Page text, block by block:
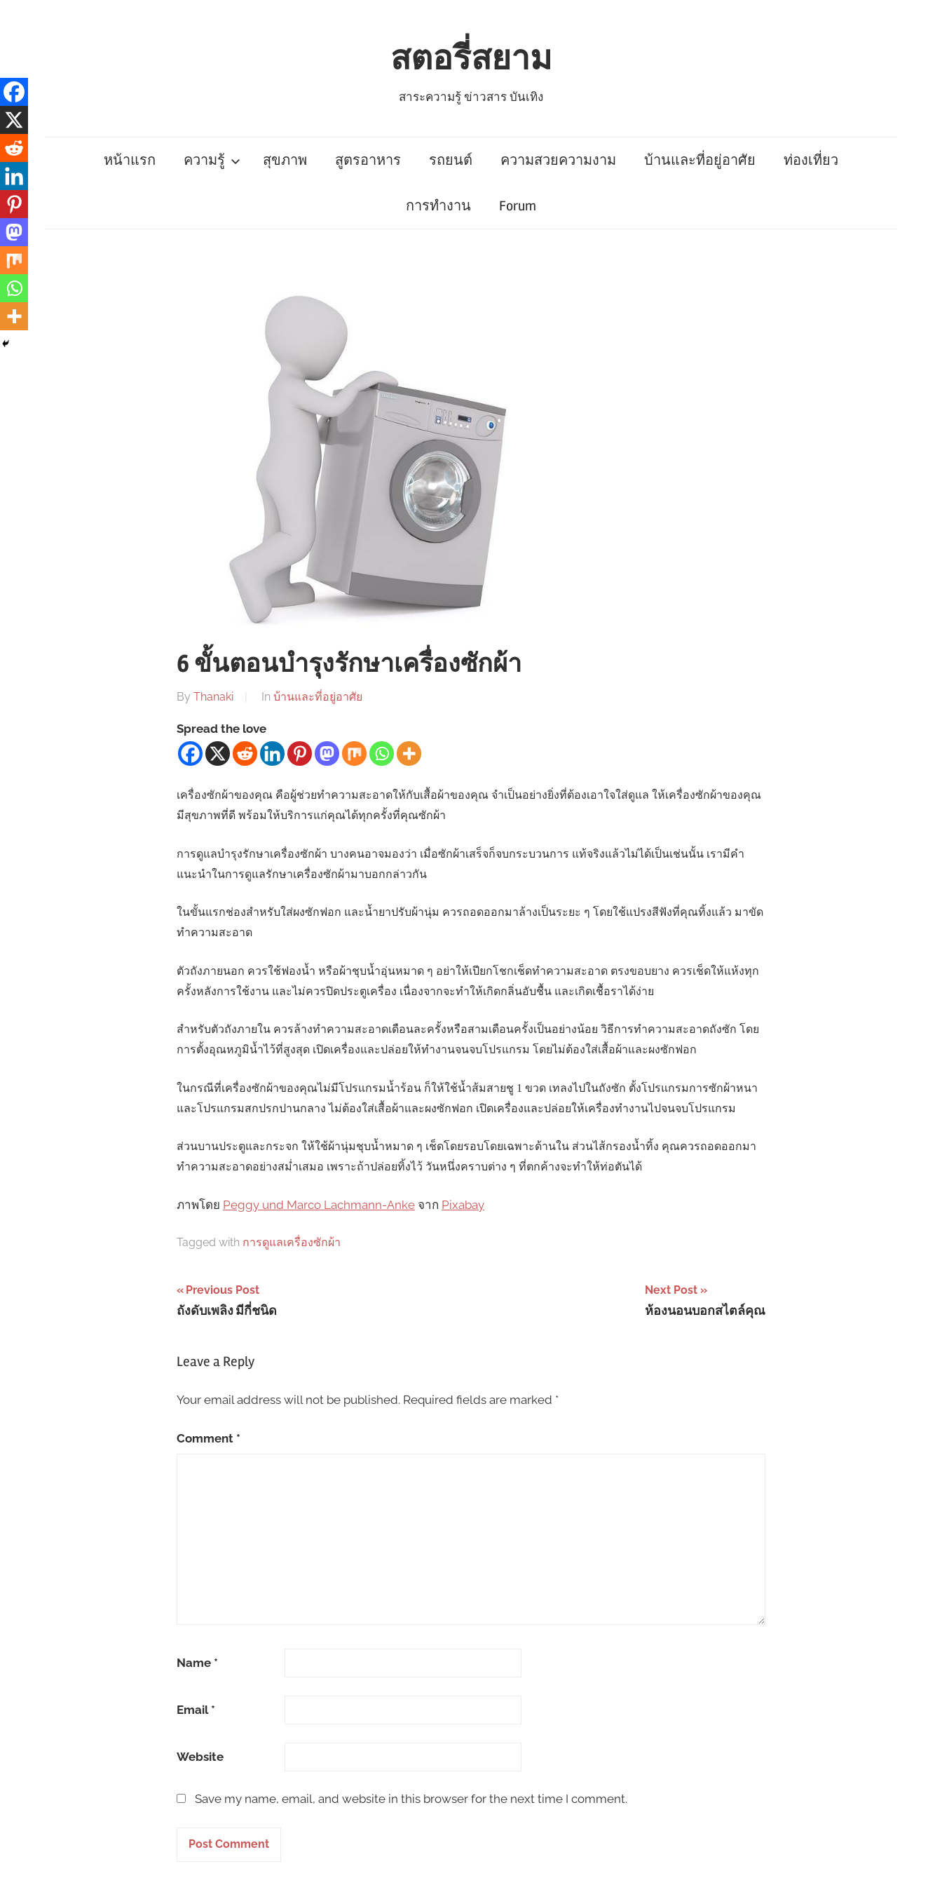
สตอรี่สยาม
สาระความรู้ ข่าวสาร บันเทิง
หน้าแรก ความรู้ สุขภาพ สูตรอาหาร รถยนต์ ความสวยความงาม บ้านและที่อยู่อาศัย ท่องเที่ยว
การทำงาน Forum
6 ขั้นตอนบำรุงรักษาเครื่องซักผ้า
By Thanaki In บ้านและที่อยู่อาศัย
Spread the love
เครื่องซักผ้าของคุณ คือผู้ช่วยทำความสะอาดให้กับเสื้อผ้าของคุณ จำเป็นอย่างยิ่งที่ต้องเอาใจใส่ดูแล ให้เครื่องซักผ้าของคุณ
มีสุขภาพที่ดี พร้อมให้บริการแก่คุณได้ทุกครั้งที่คุณซักผ้า
การดูแลบำรุงรักษาเครื่องซักผ้า บางคนอาจมองว่า เมื่อซักผ้าเสร็จก็จบกระบวนการ แท้จริงแล้วไม่ได้เป็นเช่นนั้น เรามีคำ
แนะนำในการดูแลรักษาเครื่องซักผ้ามาบอกกล่าวกัน
ในขั้นแรกช่องสำหรับใส่ผงซักฟอก และน้ำยาปรับผ้านุ่ม ควรถอดออกมาล้างเป็นระยะ ๆ โดยใช้แปรงสีฟังที่คุณทิ้งแล้ว มาขัด
ทำความสะอาด
ตัวถังภายนอก ควรใช้ฟองน้ำ หรือผ้าชุบน้ำอุ่นหมาด ๆ อย่าให้เปียกโชกเช็ดทำความสะอาด ตรงขอบยาง ควรเช็ดให้แห้งทุก
ครั้งหลังการใช้งาน และไม่ควรปิดประตูเครื่อง เนื่องจากจะทำให้เกิดกลิ่นอับชื้น และเกิดเชื้อราได้ง่าย
สำหรับตัวถังภายใน ควรล้างทำความสะอาดเดือนละครั้งหรือสามเดือนครั้งเป็นอย่างน้อย วิธีการทำความสะอาดถังซัก โดย
การตั้งอุณหภูมิน้ำไว้ที่สูงสุด เปิดเครื่องและปล่อยให้ทำงานจนจบโปรแกรม โดยไม่ต้องใส่เสื้อผ้าและผงซักฟอก
ในกรณีที่เครื่องซักผ้าของคุณไม่มีโปรแกรมน้ำร้อน ก็ให้ใช้น้ำส้มสายชู 1 ขวด เทลงไปในถังซัก ตั้งโปรแกรมการซักผ้าหนา
และโปรแกรมสกปรกปานกลาง ไม่ต้องใส่เสื้อผ้าและผงซักฟอก เปิดเครื่องและปล่อยให้เครื่องทำงานไปจนจบโปรแกรม
ส่วนบานประตูและกระจก ให้ใช้ผ้านุ่มชุบน้ำหมาด ๆ เช็ดโดยรอบโดยเฉพาะด้านใน ส่วนไส้กรองน้ำทิ้ง คุณควรถอดออกมา
ทำความสะอาดอย่างสม่ำเสมอ เพราะถ้าปล่อยทิ้งไว้ วันหนึ่งคราบต่าง ๆ ที่ตกค้างจะทำให้ท่อตันได้
ภาพโดย Peggy und Marco Lachmann-Anke จาก Pixabay
Tagged with การดูแลเครื่องซักผ้า
Post
navigation
Previous Post
ถังดับเพลิง มีกี่ชนิด
Next Post
ห้องนอนบอกสไตล์คุณ
Leave a Reply
Your email address will not be published. Required fields are marked *
Comment *
Name *
Email *
Website
Save my name, email, and website in this browser for the next time I comment.